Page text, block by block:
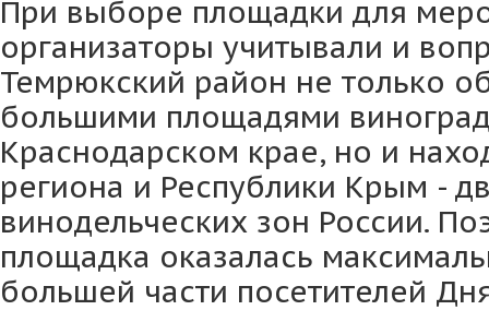
При выборе площадки для
организаторы учитывали и
Темрюкский район не только
большими площадями
Краснодарском крае, но и
региона и Республики Крым -
винодельческих зон России.
площадка оказалась
большей части посетителей